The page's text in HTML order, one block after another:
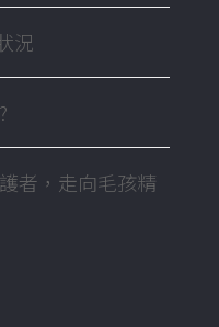
況
者，走向毛孩精